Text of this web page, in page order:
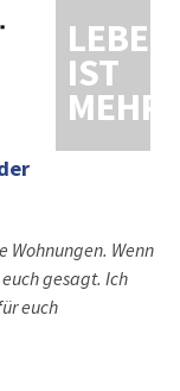
LEBEN
IST
MEHR
Wohnungen. Wenn
gesagt. Ich
euch